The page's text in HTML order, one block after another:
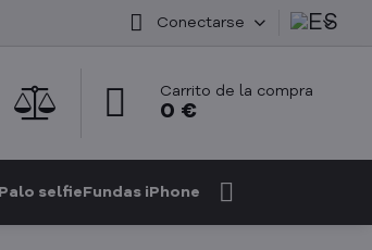
Conectarse
Carrito de la compra
0 €
Palo selfie Fundas iPhone